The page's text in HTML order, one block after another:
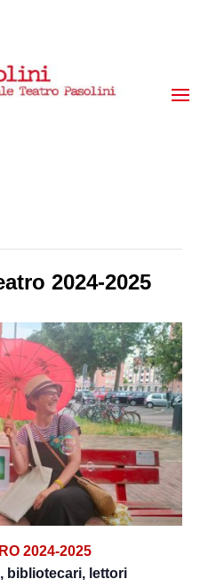
2024-2025
2024-2025
bibliotecari, lettori